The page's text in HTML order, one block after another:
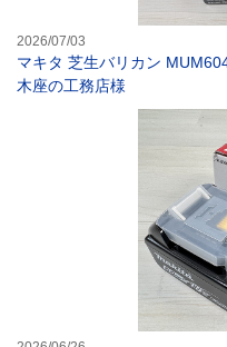
2026/07/03
マキタ 芝生バリカン
木座の工務店様